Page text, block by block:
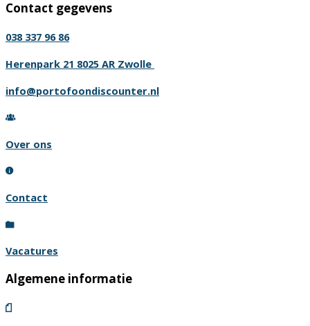
Contact gegevens
038 337 96 86
Herenpark 21 8025 AR Zwolle
info@portofoondiscounter.nl
Over ons
Contact
Vacatures
Algemene informatie